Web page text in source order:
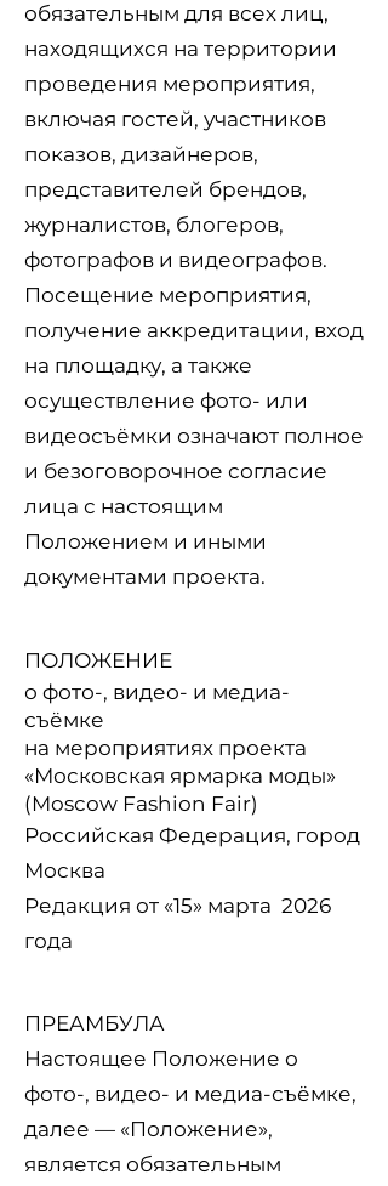
обязательным для всех лиц,
находящихся на территории
проведения мероприятия,
включая гостей, участников
показов, дизайнеров,
представителей брендов,
журналистов, блогеров,
фотографов и видеографов.
Посещение мероприятия,
получение аккредитации, вход
на площадку, а также
осуществление фото- или
видеосъёмки означают полное
и безоговорочное согласие
лица с настоящим
Положением и иными
документами проекта.
​ПОЛОЖЕНИЕ
о фото-, видео- и медиа-
съёмке
на мероприятиях проекта
«Московская ярмарка моды»
(Moscow Fashion Fair)
Российская Федерация, город
Москва
Редакция от «15» марта 2026
года
ПРЕАМБУЛА
Настоящее Положение о
фото-, видео- и медиа-съёмке,
далее — «Положение»,
является обязательным